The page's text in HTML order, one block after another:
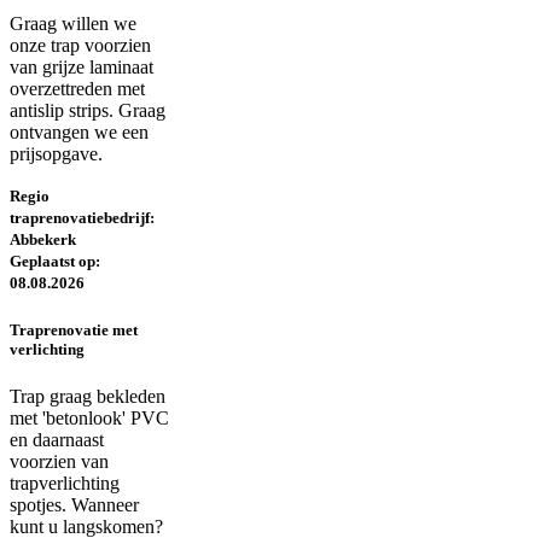
Graag willen we
onze trap voorzien
van grijze laminaat
overzettreden met
antislip strips. Graag
ontvangen we een
prijsopgave.
Regio
traprenovatiebedrijf:
Abbekerk
Geplaatst op:
08.08.2026
Traprenovatie met
verlichting
Trap graag bekleden
met 'betonlook' PVC
en daarnaast
voorzien van
trapverlichting
spotjes. Wanneer
kunt u langskomen?